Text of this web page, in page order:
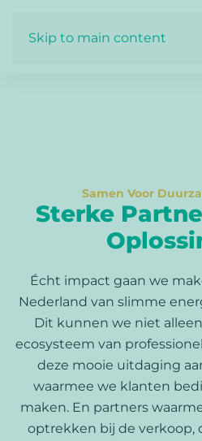
Skip to main content
Samen Voor
Sterke
Écht impact gaan we
Nederland van slimme
Dit kunnen we niet
ecosysteem van
deze mooie uitdaging
waarmee we klanten
maken. En partners
optrekken bij de verkoop,